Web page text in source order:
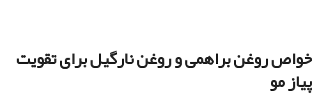
خواص روغن براهمی و روغن نارگیل برای تقویت
پیاز مو